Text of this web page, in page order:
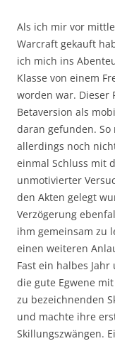
Als ich mir vor
Warcraft gekauft
ich mich ins
Klasse von einem
worden war. Dieser
Betaversion als
daran gefunden.
allerdings noch
einmal Schluss mit
unmotivierter
den Akten gelegt
Verzögerung
ihm gemeinsam zu
einen weiteren
Fast ein halbes
die gute Egwene
zu bezeichnenden
und machte ihre
Skillungszwängen.